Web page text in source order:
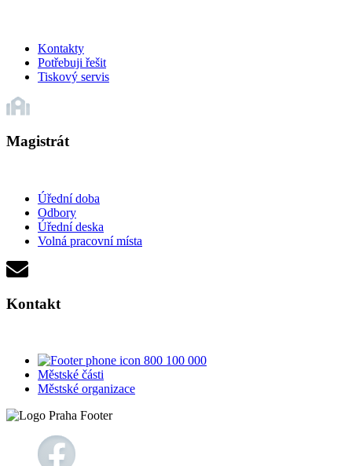
Kontakty
Potřebuji řešit
Tiskový servis
Magistrát
Úřední doba
Odbory
Úřední deska
Volná pracovní místa
Kontakt
800 100 000
Městské části
Městské organizace